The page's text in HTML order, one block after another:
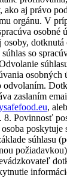
ako aj právo
orgánu. V
osobné
osoby, dotknutá
so
osobných
odvolaním.
zaslaním
,
8. Povinnosť
poskytuje
súhlasu